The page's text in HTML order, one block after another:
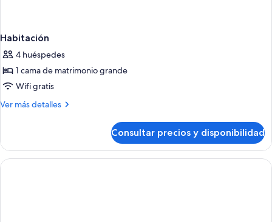
Habitación
4 huéspedes
1 cama de matrimonio grande
Wifi gratis
Ver más detalles
Más
Consultar precios y disponibilidad